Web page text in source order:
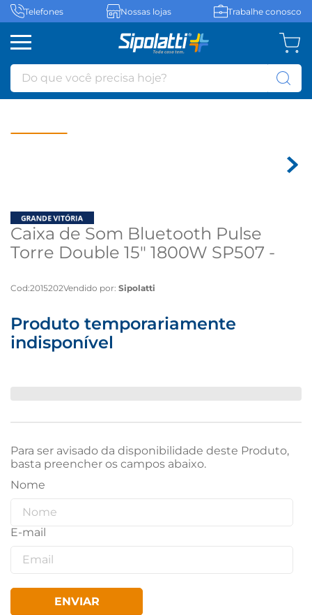
Telefones Nossas lojas Trabalhe conosco
Do que você precisa hoje?
Caixa de Som Bluetooth Pulse
Torre Double 15" 1800W SP507 -
Cod:2015202Vendido por: Sipolatti
Produto temporariamente
indisponível
Para ser avisado da disponibilidade deste Produto,
basta preencher os campos abaixo.
ENVIAR